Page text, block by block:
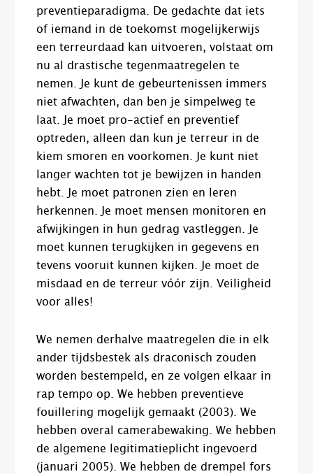
preventieparadigma. De gedachte dat iets
of iemand in de toekomst mogelijkerwijs
een terreurdaad kan uitvoeren, volstaat om
nu al drastische tegenmaatregelen te
nemen. Je kunt de gebeurtenissen immers
niet afwachten, dan ben je simpelweg te
laat. Je moet pro-actief en preventief
optreden, alleen dan kun je terreur in de
kiem smoren en voorkomen. Je kunt niet
langer wachten tot je bewijzen in handen
hebt. Je moet patronen zien en leren
herkennen. Je moet mensen monitoren en
afwijkingen in hun gedrag vastleggen. Je
moet kunnen terugkijken in gegevens en
tevens vooruit kunnen kijken. Je moet de
misdaad en de terreur vóór zijn. Veiligheid
voor alles!
We nemen derhalve maatregelen die in elk
ander tijdsbestek als draconisch zouden
worden bestempeld, en ze volgen elkaar in
rap tempo op. We hebben preventieve
fouillering mogelijk gemaakt (2003). We
hebben overal camerabewaking. We hebben
de algemene legitimatieplicht ingevoerd
(januari 2005). We hebben de drempel fors